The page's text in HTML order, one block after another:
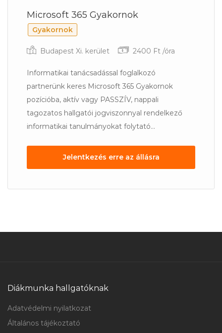
Microsoft 365 Gyakornok
Gyakornok
Budapest Xi. kerület 2400 Ft /óra
Informatikai tanácsadással foglalkozó
partnerünk keres Microsoft 365 Gyakornok
pozícióba, aktív vagy PASSZÍV, nappali
tagozatos hallgatói jogviszonnyal rendelkező
informatikai tanulmányokat folytató...
Jelentkezés erre az állásra
Diákmunka hallgatóknak
Adatvédelmi nyilatkozat
Általános tájékoztató